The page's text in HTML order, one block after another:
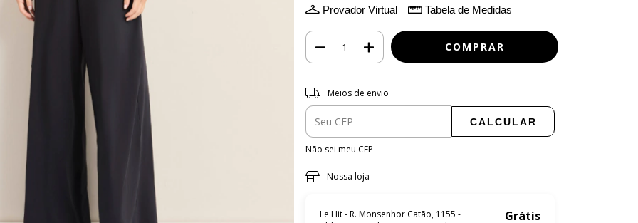
Provador Virtual Tabela de Medidas
Entregas para o CEP:
Meios de envio
CALCULAR
Não sei meu CEP
Nossa loja
Le Hit - R. Monsenhor Catão, 1155 -
Grátis